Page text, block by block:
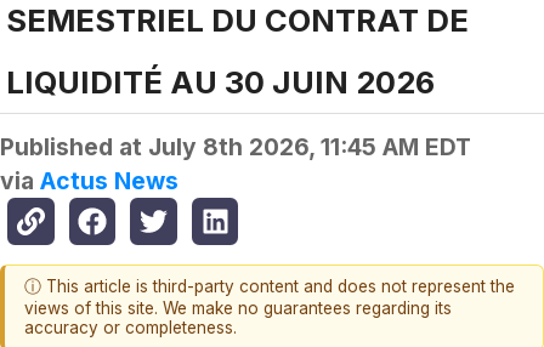
SEMESTRIEL DU CONTRAT DE
LIQUIDITÉ AU 30 JUIN 2026
Published at July 8th 2026, 11:45 AM EDT
via Actus News
ⓘ This article is third-party content and does not represent the
views of this site. We make no guarantees regarding its
accuracy or completeness.